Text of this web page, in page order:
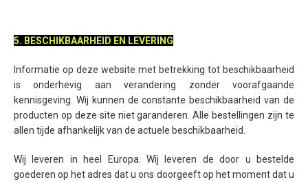
5. BESCHIKBAARHEID EN LEVERING
Informatie op deze website met betrekking tot beschikbaarheid
is onderhevig aan verandering zonder voorafgaande
kennisgeving. Wij kunnen de constante beschikbaarheid van de
producten op deze site niet garanderen. Alle bestellingen zijn te
allen tijde afhankelijk van de actuele beschikbaarheid.
Wij leveren in heel Europa. Wij leveren de door u bestelde
goederen op het adres dat u ons doorgeeft op het moment dat u